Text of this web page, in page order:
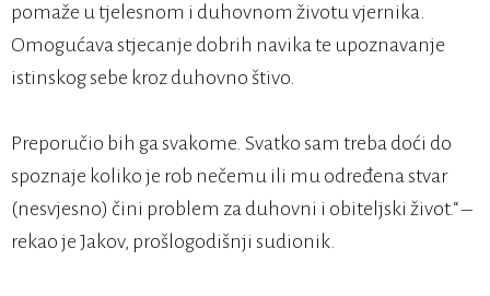
pomaže u tjelesnom i duhovnom životu vjernika.
Omogućava stjecanje dobrih navika te upoznavanje
istinskog sebe kroz duhovno štivo.
Preporučio bih ga svakome. Svatko sam treba doći do
spoznaje koliko je rob nečemu ili mu određena stvar
(nesvjesno) čini problem za duhovni i obiteljski život.“ –
rekao je Jakov, prošlogodišnji sudionik.